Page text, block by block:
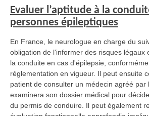
Evaluer l’aptitude à la
personnes épileptiques
En France, le neurologue en charge du
obligation de l'informer des risques légaux
la conduite en cas d'épilepsie,
réglementation en vigueur. Il peut ensuite
patient de consulter un médecin agréé par
examinera son dossier médical pour
du permis de conduire. Il peut également